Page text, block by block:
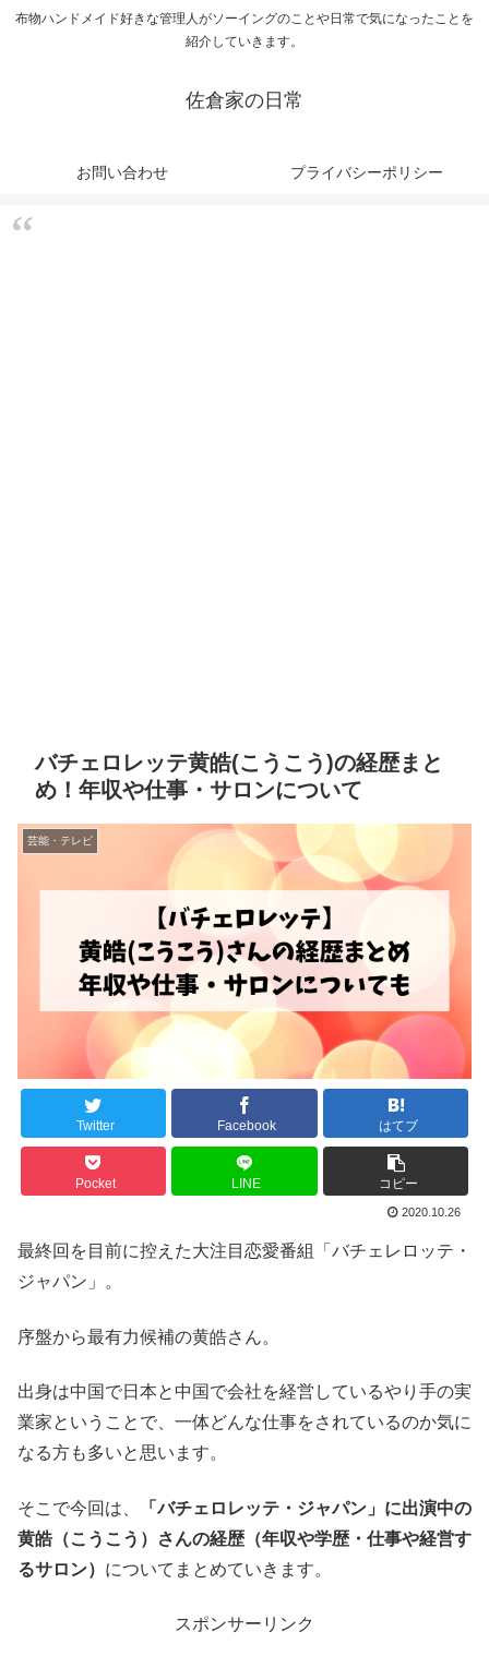
布物ハンドメイド好きな管理人がソーイングのことや日常で気になったことを
紹介していきます。
佐倉家の日常
お問い合わせ プライバシーポリシー
バチェロレッテ黄皓(こうこう)の経歴まと
め！年収や仕事・サロンについて
芸能・テレビ
Twitter Facebook はてブ
Pocket LINE コピー
2020.10.26
最終回を目前に控えた大注目恋愛番組「バチェレロッテ・
ジャパン」。
序盤から最有力候補の黄皓さん。
出身は中国で日本と中国で会社を経営しているやり手の実
業家ということで、一体どんな仕事をされているのか気に
なる方も多いと思います。
そこで今回は、
「バチェロレッテ・ジャパン」に出演中の
黄皓（こうこう）さんの経歴（年収や学歴・仕事や経営す
るサロン） についてまとめていきます。
スポンサーリンク